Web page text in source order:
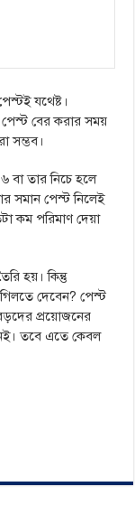
যথেষ্ট।
বের করার সময়
সম্ভব।
বা তার নিচে হলে
সমান পেস্ট নিলেই
কম পরিমাণ দেয়া
হয়। কিন্তু
দেবেন? পেস্ট
প্রয়োজনের
তবে এতে কেবল